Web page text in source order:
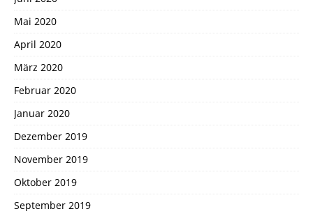
Mai 2020
April 2020
März 2020
Februar 2020
Januar 2020
Dezember 2019
November 2019
Oktober 2019
September 2019